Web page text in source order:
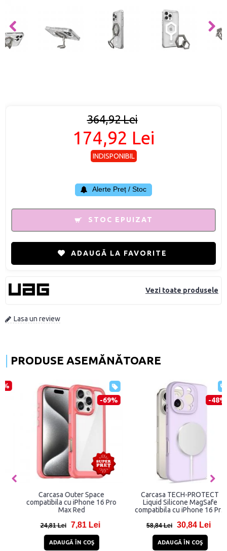
Vezi toate produsele
Lasa un review
364,92 Lei
174,92 Lei
INDISPONIBIL
Alerte Preț / Stoc
STOC EPUIZAT
ADAUGĂ LA FAVORITE
PRODUSE ASEMĂNĂTOARE
-69%
Carcasa Outer Space
compatibila cu iPhone 16 Pro
Max Red
24,81 Lei 7,81 Lei
ADAUGĂ ÎN COŞ
-48%
Carcasa TECH-PROTECT
Liquid Silicone MagSafe
compatibila cu iPhone 16 Pro
58,84 Lei 30,84 Lei
ADAUGĂ ÎN COŞ